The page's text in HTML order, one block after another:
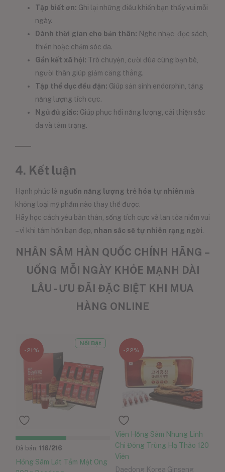
Tập biết ơn: Ghi lại những điều khiến bạn thấy vui mỗi
ngày.
Dành thời gian cho bản thân: Nghe nhạc, đọc sách,
thiền hoặc chăm sóc da.
Gắn kết xã hội: Trò chuyện, cười đùa cùng bạn bè,
người thân giúp giảm căng thẳng.
Tập thể dục đều đặn: Giúp sản sinh endorphin, tăng
năng lượng tích cực.
Ngủ đủ giấc: Giúp phục hồi năng lượng, cải thiện sắc
da và tâm trạng.
4. Kết luận
Hạnh phúc là nguồn năng lượng trẻ hóa tự nhiên mà
không loại mỹ phẩm nào thay thế được.
Hãy học cách yêu bản thân, sống tích cực và lan tỏa niềm vui
– vì khi tâm hồn bạn đẹp, nhan sắc sẽ tự nhiên rạng ngời.
NHÂN SÂM HÀN QUỐC CHÍNH HÃNG –
UỐNG MỖI NGÀY KHỎE MẠNH DÀI
LÂU - ƯU ĐÃI ĐẶC BIỆT KHI MUA
HÀNG ONLINE
-21%
Nổi Bật
Đã bán: 116/216
Hồng Sâm Lát Tẩm Mật Ong
-22%
Viên Hồng Sâm Nhung Linh
Chi Đông Trùng Hạ Thảo 120
Viên
Daedong Korea Ginseng